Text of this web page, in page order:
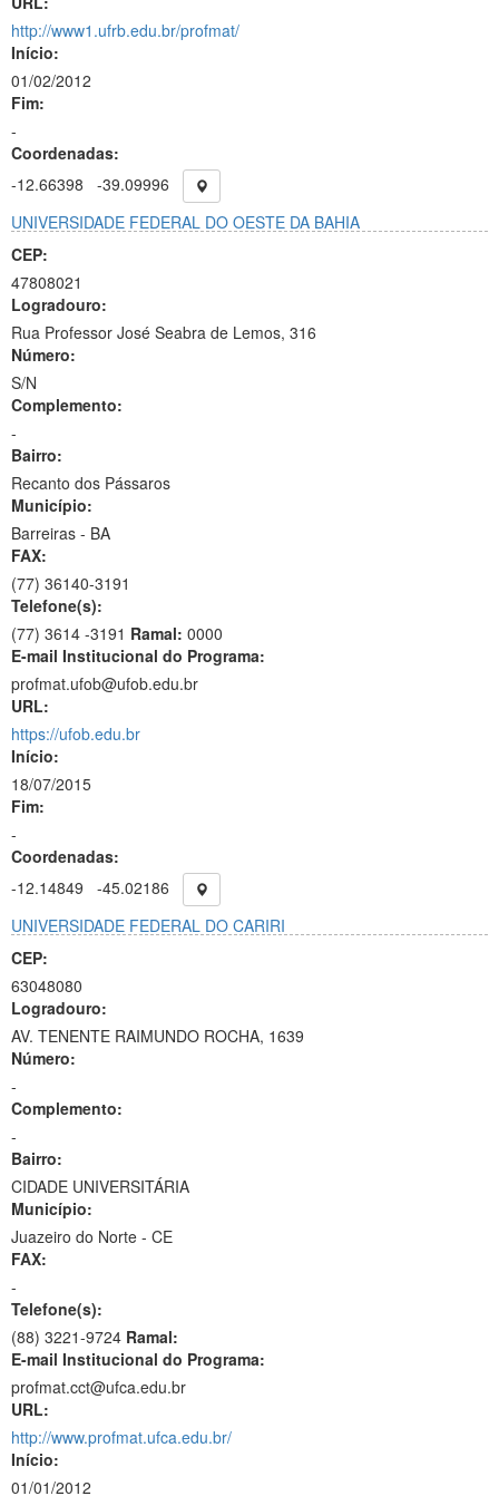
http://www1.ufrb.edu.br/profmat/
Início:
01/02/2012
Fim:
-
Coordenadas:
-12.66398
-39.09996
UNIVERSIDADE FEDERAL DO OESTE DA BAHIA
CEP:
47808021
Logradouro:
Rua Professor José Seabra de Lemos, 316
Número:
S/N
Complemento:
-
Bairro:
Recanto dos Pássaros
Município:
Barreiras - BA
FAX:
(77) 36140-3191
Telefone(s):
(77) 3614 -3191 Ramal: 0000
E-mail Institucional do Programa:
profmat.ufob@ufob.edu.br
URL:
https://ufob.edu.br
Início:
18/07/2015
Fim:
-
Coordenadas:
-12.14849
-45.02186
UNIVERSIDADE FEDERAL DO CARIRI
CEP:
63048080
Logradouro:
AV. TENENTE RAIMUNDO ROCHA, 1639
Número:
-
Complemento:
-
Bairro:
CIDADE UNIVERSITÁRIA
Município:
Juazeiro do Norte - CE
FAX:
-
Telefone(s):
(88) 3221-9724 Ramal:
E-mail Institucional do Programa:
profmat.cct@ufca.edu.br
URL:
http://www.profmat.ufca.edu.br/
Início:
01/01/2012